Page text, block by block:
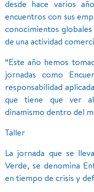
desde hace varios
encuentros con sus
conocimientos
de una actividad
“Este año hemos
jornadas como
responsabilidad
que tiene que ver
dinamismo dentro del
Taller
La jornada que se
Verde, se denomina
en tiempo de crisis y